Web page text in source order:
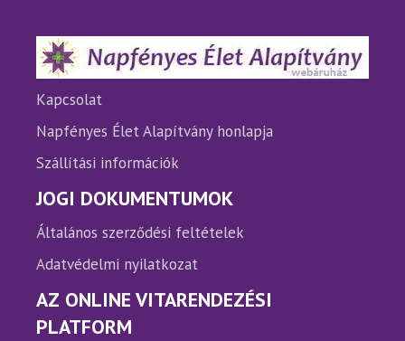
termékoldalon
választhatók
ki
Kapcsolat
Napfényes Élet Alapítvány honlapja
Szállítási információk
JOGI DOKUMENTUMOK
Általános szerződési feltételek
Adatvédelmi nyilatkozat
AZ ONLINE VITARENDEZÉSI
PLATFORM